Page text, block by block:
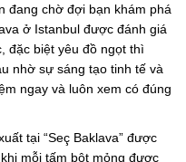
đang chờ đợi bạn khám phá
ở Istanbul được đánh giá
đặc biệt yêu đồ ngọt thì
nhờ sự sáng tạo tinh tế và
ngay và luôn xem có đúng
tại “Seç Baklava” được
mỗi tấm bột mỏng được